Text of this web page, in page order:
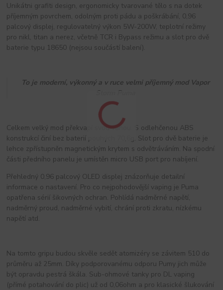
Unikátni grafiti design, ergonomicky tvarované tělo s na dotek
příjemným povrchem, odolným proti pádu a poškrábání, 0,96
palcový displej, regulovatelný výkon 5W-200W, teplotní režimy
pro nikl, titan a nerez, včetně TCR i Bypass režimu a slot pro dvě
baterie typu 18650 (nejsou součástí balení).
To je moderní, výkonný a v ruce velmi příjemný mod Vapor
Storm Puma
Celkem velký mod překvapí svou váhou. S odlehčenou ABS
konstrukcí činí bez baterií pouhých 70,6g. Slot pro dvě baterie je
lehce zpřístupněn magnetickým krytem s odvětráváním. Na spodní
části předního panelu je umístěn micro USB port pro nabíjení.
Přehledný 0,96 palcový OLED displej znázorňuje detailní
informace o nastavení. Pro co nejpohodovější vaping je Puma
opatřena sérií šikovných ochran. Pohlídá nadměrné napětí,
nadměrný proud, nadměrné vybití, chrání proti zkratu, nízkému
napětí atd.
Na tomto gripu budou skvěle sedět atomizéry se závitem 510 do
průměru až 25mm. Díky podporovanému odporu Pumy jich může
být opravdu pestrá škála. Sub-ohmové tanky pro DL vaping
(přímé potahování do plic) už od 0,06ohm a pro klasické šlukování